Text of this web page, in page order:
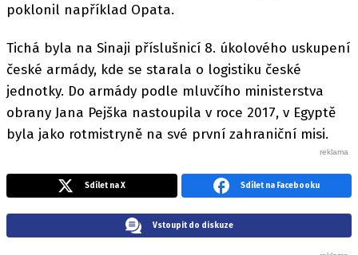
poklonil například Opata.
Tichá byla na Sinaji příslušnicí 8. úkolového uskupení
české armády, kde se starala o logistiku české
jednotky. Do armády podle mluvčího ministerstva
obrany Jana Pejška nastoupila v roce 2017, v Egyptě
byla jako rotmistryně na své první zahraniční misi.
Sdílet na X Sdílet na Facebooku
Vstoupit do diskuze